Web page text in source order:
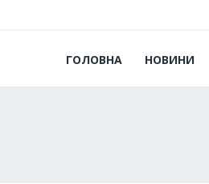
ГОЛОВНА НОВИНИ